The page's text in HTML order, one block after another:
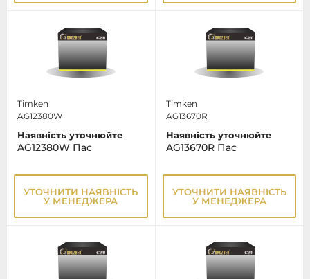
Timken
AG12380W
Наявність уточнюйте
AG12380W Пас
УТОЧНИТИ НАЯВНІСТЬ
У МЕНЕДЖЕРА
Timken
AG13670R
Наявність уточнюйте
AG13670R Пас
УТОЧНИТИ НАЯВНІСТЬ
У МЕНЕДЖЕРА